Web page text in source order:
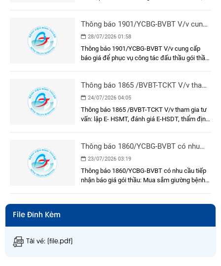
Thông báo 1901/YCBG-BVBT V/v cung
cấp báo giá để phục vụ công tác đấu
thầu gói thầu: Sơn, sửa mặt trước, hành
lang, cầu nối và phòng chờ bệnh khu xạ
28/07/2026 01:58
Thông báo 1901/YCBG-BVBT V/v cung cấp
báo giá để phục vụ công tác đấu thầu gói thầu:
bướu
Thông báo 1865 /BVBT-TCKT V/v tham
gia tư vấn: lập E- HSMT, đánh giá E-
HSDT, thẩm định E-HSMT và kết quả
lựa chọn nhà thầu
24/07/2026 04:05
Thông báo 1865 /BVBT-TCKT V/v tham gia tư
vấn: lập E- HSMT, đánh giá E-HSDT, thẩm định
Thông báo 1860/YCBG-BVBT có nhu
cầu tiếp nhận báo giá gói thầu: Mua
sắm giường bệnh nhân cho khoa Nội A
23/07/2026 03:19
Thông báo 1860/YCBG-BVBT có nhu cầu tiếp
nhận báo giá gói thầu: Mua sắm giường bệnh
File Đính Kèm
Tải về: (file.pdf)